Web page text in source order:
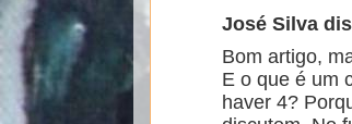
José Silva
Bom artigo,
E o que é um
haver 4?